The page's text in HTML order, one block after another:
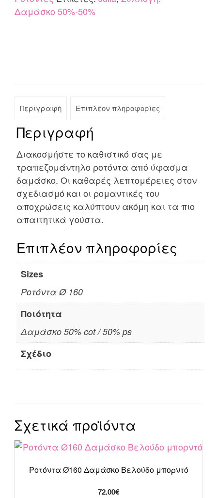
Julia
quantity
Δαμάσκο 50%-50%
Περιγραφή Επιπλέον πληροφορίες
Περιγραφή
Διακοσμήστε το καθιστικό σας με
τραπεζομάντηλo ροτόντα από ύφασμα
δαμάσκο. Οι καθαρές λεπτομέρειες στον
σχεδιασμό και οι ρομαντικές του
αποχρώσεις καλύπτουν ακόμη και τα πιο
απαιτητικά γούστα.
Επιπλέον πληροφορίες
Sizes
Ροτόντα Ø 160
Ποιότητα
Δαμάσκο 50% cot / 50% ps
Σχέδιο
Σχετικά προϊόντα
Ροτόντα Ø160 Δαμάσκο Βελούδο μπορντό
72.00€